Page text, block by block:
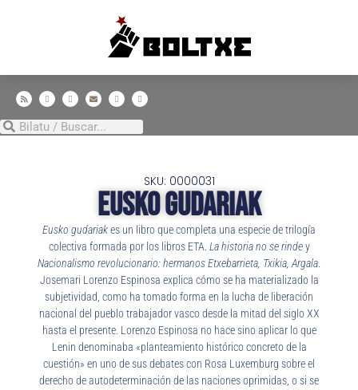
SKU: 0000031
Eusko Gudariak
Eusko gudariakes un libro que completa una especie de trilogía
colectiva formada por los libros ETA. La historia no se rindey
Nacionalismo revolucionario: hermanos Etxebarrieta, Txikia, Argala.
Josemari Lorenzo Espinosa explica cómo se ha materializado la
subjetividad, como ha tomado forma en la lucha de liberación
nacional del pueblo trabajador vasco desde la mitad del siglo XX
hasta el presente. Lorenzo Espinosa no hace sino aplicar lo que
Lenin denominaba «planteamiento histórico concreto de la
cuestión» en uno de sus debates con Rosa Luxemburg sobre el
derecho de autodeterminación de las naciones oprimidas, o si se